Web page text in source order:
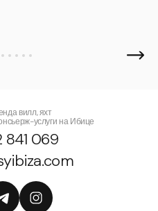
вилл, яхт
услуги на Ибице
841 069